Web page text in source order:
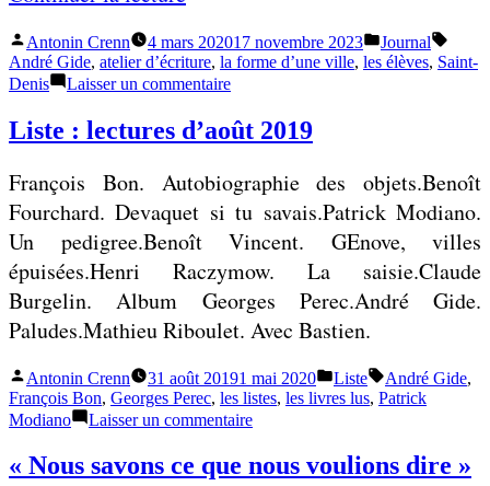
i
q
u
e
»
Q
u
n
d
c
’
e
s
t
f
i
n
i
,
Publié
par
Antonin Crenn 4 mars 202017 novembre 2023
Publié
dans
Journal
André Gide, atelier d’écriture, la forme d’une ville, les élèves, Saint-
Denis
Laisser un commentairesur
c’est
fini,
pas
fini
Liste : lectures d’août 2019
François Bon. Autobiographie des objets.Benoît
Fourchard. Devaquet si tu savais.Patrick Modiano.
Un pedigree.Benoît Vincent. GEnove, villes
épuisées.Henri Raczymow. La saisie.Claude
Burgelin. Album Georges Perec.André Gide.
Paludes.Mathieu Riboulet. Avec Bastien.
Publié
par
Antonin Crenn 31 août 20191 mai 2020
Publié
dans
Liste Étiquettes :
André Gide,
François Bon, Georges Perec, les listes, les livres lus, Patrick
Modiano
Laisser un commentairesur
lectures
« Nous savons ce que nous voulions dire »